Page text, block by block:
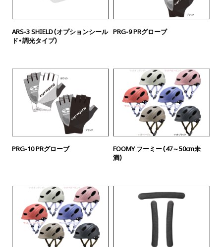
ARS-3 SHIELD（オプションシール
ド・調光タイプ）
PRG-9 PRグローブ
PRG-10 PRグローブ
FOOMY フーミー（47～50cm未
満）